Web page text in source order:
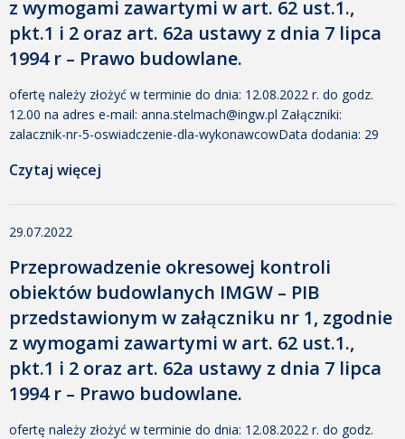
z wymogami zawartymi w art. 62 ust.1.,
pkt.1 i 2 oraz art. 62a ustawy z dnia 7 lipca
1994 r – Prawo budowlane.
ofertę należy złożyć w terminie do dnia: 12.08.2022 r. do godz.
12.00 na adres e-mail: anna.stelmach@ingw.pl Załączniki:
zalacznik-nr-5-oswiadczenie-dla-wykonawcowData dodania: 29
Pobrano: 267 zalacznik-nr-4-oswiadczenie_kontrola-okresowa-
klauzula-rodo-_kontrola-okresowa-obiektow1-1Data dodania: 29
[…]
Czytaj więcej
29.07.2022
Przeprowadzenie okresowej kontroli
obiektów budowlanych IMGW – PIB
przedstawionym w załączniku nr 1, zgodnie
z wymogami zawartymi w art. 62 ust.1.,
pkt.1 i 2 oraz art. 62a ustawy z dnia 7 lipca
1994 r – Prawo budowlane.
ofertę należy złożyć w terminie do dnia: 12.08.2022 r. do godz.